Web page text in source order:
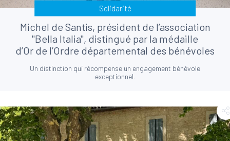
Solidarité
Michel de Santis, président de l’association
"Bella Italia", distingué par la médaille
d’Or de l’Ordre départemental des bénévoles
Un distinction qui récompense un engagement bénévole
exceptionnel.